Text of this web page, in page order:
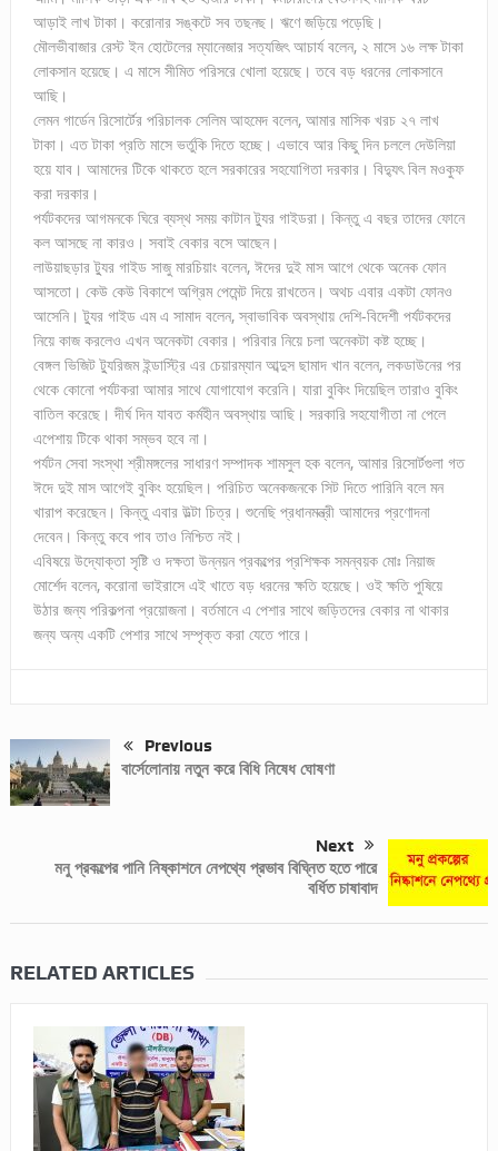
আড়াই লাখ টাকা। করোনার সঙ্কটে সব তছনছ। ঋণে জড়িয়ে পড়েছি।
মৌলভীবাজার রেস্ট ইন হোটেলের ম্যানেজার সত্যজিৎ আচার্য বলেন, ২ মাসে ১৬ লক্ষ টাকা
লোকসান হয়েছে। এ মাসে সীমিত পরিসরে খোলা হয়েছে। তবে বড় ধরনের লোকসানে
আছি।
লেমন গার্ডেন রিসোর্টের পরিচালক সেলিম আহমেদ বলেন, আমার মাসিক খরচ ২৭ লাখ
টাকা। এত টাকা প্রতি মাসে ভর্তুকি দিতে হচ্ছে। এভাবে আর কিছু দিন চললে দেউলিয়া
হয়ে যাব। আমাদের টিকে থাকতে হলে সরকারের সহযোগিতা দরকার। বিদ্যুৎ বিল মওকুফ
করা দরকার।
পর্যটকদের আগমনকে ঘিরে ব্যস্থ সময় কাটান ট্যুর গাইডরা। কিন্তু এ বছর তাদের ফোনে
কল আসছে না কারও। সবাই বেকার বসে আছেন।
লাউয়াছড়ার ট্যুর গাইড সাজু মারচিয়াং বলেন, ঈদের দুই মাস আগে থেকে অনেক ফোন
আসতো। কেউ কেউ বিকাশে অগ্রিম পেমেন্ট দিয়ে রাখতেন। অথচ এবার একটা ফোনও
আসেনি। ট্যুর গাইড এম এ সামাদ বলেন, স্বাভাবিক অবস্থায় দেশি-বিদেশী পর্যটকদের
নিয়ে কাজ করলেও এখন অনেকটা বেকার। পরিবার নিয়ে চলা অনেকটা কষ্ট হচ্ছে।
বেঙ্গল ভিজিট ট্যুরিজম ইন্ডাস্ট্রি এর চেয়ারম্যান আব্দুস ছামাদ খান বলেন, লকডাউনের পর
থেকে কোনো পর্যটকরা আমার সাথে যোগাযোগ করেনি। যারা বুকিং দিয়েছিল তারাও বুকিং
বাতিল করেছে। দীর্ঘ দিন যাবত কর্মহীন অবস্থায় আছি। সরকারি সহযোগীতা না পেলে
এপেশায় টিকে থাকা সম্ভব হবে না।
পর্যটন সেবা সংস্থা শ্রীমঙ্গলের সাধারণ সম্পাদক শামসুল হক বলেন, আমার রিসোর্টগুলা গত
ঈদে দুই মাস আগেই বুকিং হয়েছিল। পরিচিত অনেকজনকে সিট দিতে পারিনি বলে মন
খারাপ করেছেন। কিন্তু এবার উল্টা চিত্র। শুনেছি প্রধানমন্ত্রী আমাদের প্রণোদনা
দেবেন। কিন্তু কবে পাব তাও নিশ্চিত নই।
এবিষয়ে উদ্যোক্তা সৃষ্টি ও দক্ষতা উন্নয়ন প্রকল্পের প্রশিক্ষক সমন্বয়ক মোঃ নিয়াজ
মোর্শেদ বলেন, করোনা ভাইরাসে এই খাতে বড় ধরনের ক্ষতি হয়েছে। ওই ক্ষতি পুষিয়ে
উঠার জন্য পরিকল্পনা প্রয়োজনা। বর্তমানে এ পেশার সাথে জড়িতদের বেকার না থাকার
জন্য অন্য একটি পেশার সাথে সম্পৃক্ত করা যেতে পারে।
Previous
বার্সেলোনায় নতুন করে বিধি নিষেধ ঘোষণা
Next
মনু প্রকল্পের পানি নিষ্কাশনে নেপথ্যে প্রভাব বিঘ্নিত হতে পারে
বর্ধিত চাষাবাদ
RELATED ARTICLES